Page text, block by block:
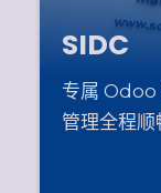
SIDC
专属 Odoo
管理全程顺